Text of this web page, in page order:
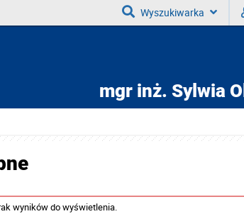
Wyszukiwarka
mgr inż. Sylwia
wyników do wyświetlenia.